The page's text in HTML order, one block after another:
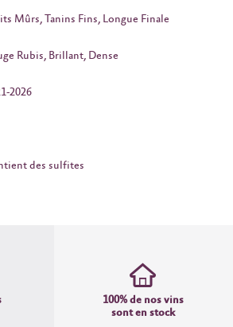
Mûrs, Tanins Fins, Longue Finale
Rubis, Brillant, Dense
2026
des sulfites
100% de nos vins
sont en stock